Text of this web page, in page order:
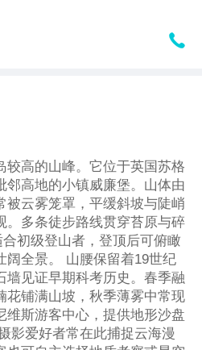

较高的山峰。它位于英国苏格
邻高地的小镇威廉堡。山体由
被云雾笼罩，平缓斜坡与陡峭
。多条徒步路线贯穿苔原与碎
初级登山者，登顶后可俯瞰
阔全景。 山腰保留着19世纪
墙见证早期科考历史。春季融
花铺满山坡，秋季薄雾中常现
维斯游客中心，提供地形沙盘
影爱好者常在此捕捉云海漫